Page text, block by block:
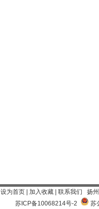
设为首页 加入收藏 联系我们 扬
苏ICP备10068214号-2
苏